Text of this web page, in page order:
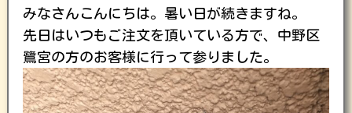
みなさんこんにちは。暑い日が続きますね。
先日はいつもご注文を頂いている方で、中野区
鷺宮の方のお客様に行って参りました。